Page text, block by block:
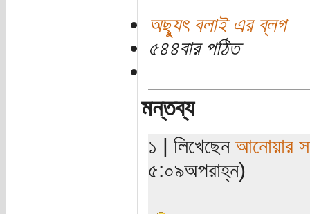
অছ্যুৎ বলাই এর ব্লগ
৫৪৪বার পঠিত
মন্তব্য
১ | লিখেছেন আনোয়ার
৫:০৯অপরাহ্ন)